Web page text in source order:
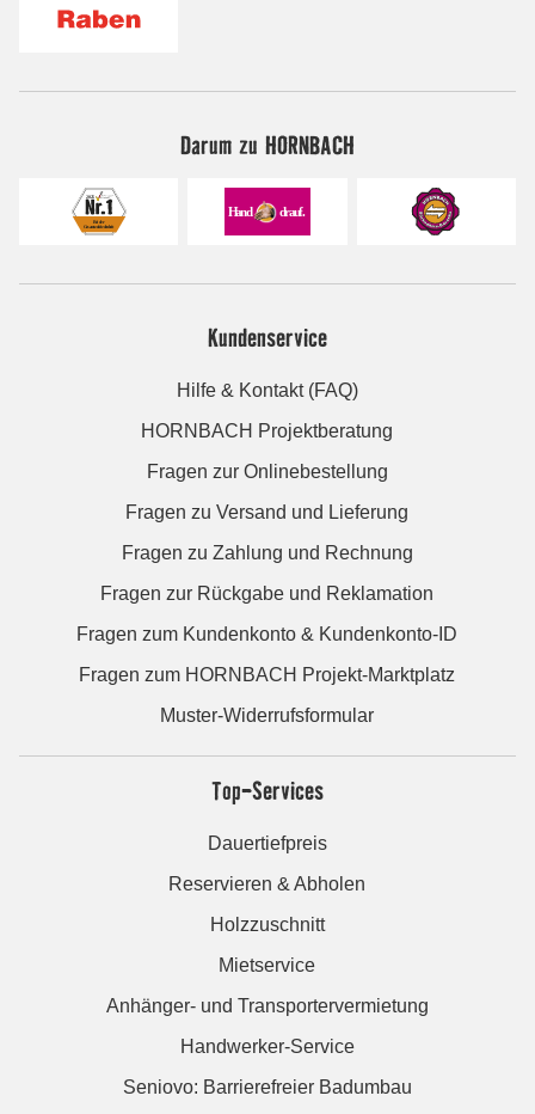
Darum zu HORNBACH
Kundenservice
Hilfe & Kontakt (FAQ)
HORNBACH Projektberatung
Fragen zur Onlinebestellung
Fragen zu Versand und Lieferung
Fragen zu Zahlung und Rechnung
Fragen zur Rückgabe und Reklamation
Fragen zum Kundenkonto & Kundenkonto-ID
Fragen zum HORNBACH Projekt-Marktplatz
Muster-Widerrufsformular
Top-Services
Dauertiefpreis
Reservieren & Abholen
Holzzuschnitt
Mietservice
Anhänger- und Transportervermietung
Handwerker-Service
Seniovo: Barrierefreier Badumbau